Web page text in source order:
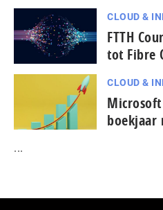
CLOUD &
FTTH
tot Fibre
CLOUD &
boekjaar
...